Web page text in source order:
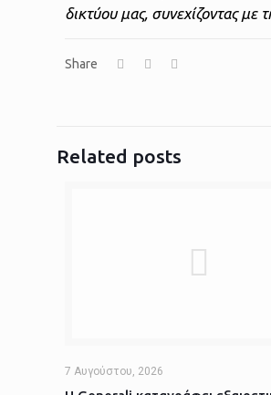
δικτύου μας, συνεχίζοντας με
Share
Related posts
7 Αυγούστου, 2026